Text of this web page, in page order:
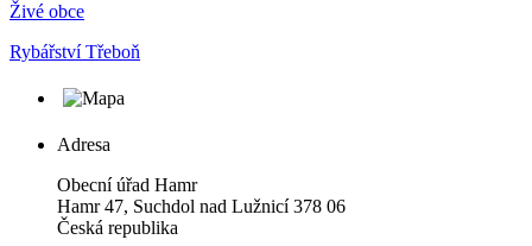
Živé obce
Rybářství Třeboň
Adresa
Obecní úřad Hamr
Hamr 47, Suchdol nad Lužnicí 378 06
Česká republika